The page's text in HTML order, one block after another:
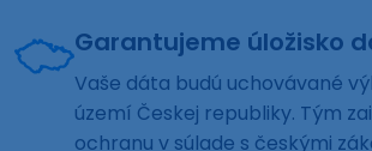
Garantujeme úložisko
Vaše dáta budú uchovávané
území Českej republiky. Tým
ochranu v súlade s českými